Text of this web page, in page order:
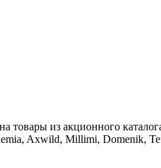
из акционного
Axwild, Millimi, Domenik,